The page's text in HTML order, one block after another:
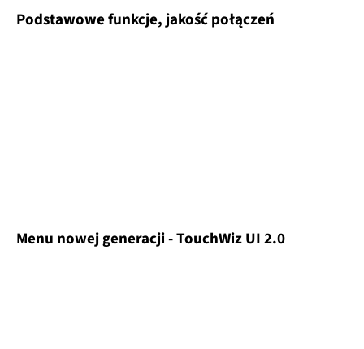
Podstawowe funkcje, jakość połączeń
Menu nowej generacji - TouchWiz UI 2.0